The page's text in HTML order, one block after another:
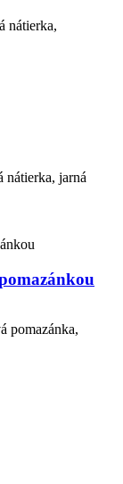
nátierka,
nátierka, jarná
pomazánka,